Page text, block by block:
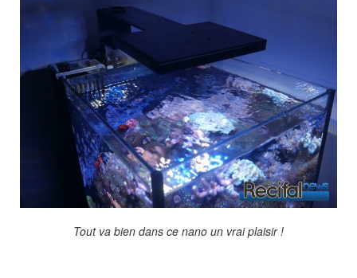
Tout va bien dans ce nano un vrai plaisir !